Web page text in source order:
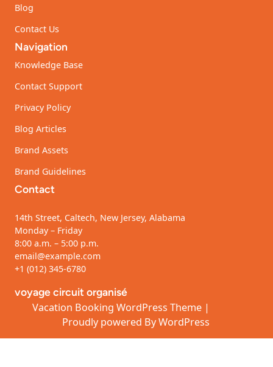
Blog
Contact Us
Navigation
Knowledge Base
Contact Support
Privacy Policy
Blog Articles
Brand Assets
Brand Guidelines
Contact
14th Street, Caltech, New Jersey, Alabama
Monday – Friday
8:00 a.m. – 5:00 p.m.
email@example.com
+1 (012) 345-6780
voyage circuit organisé
Vacation Booking WordPress Theme |
Proudly powered ByWordPress